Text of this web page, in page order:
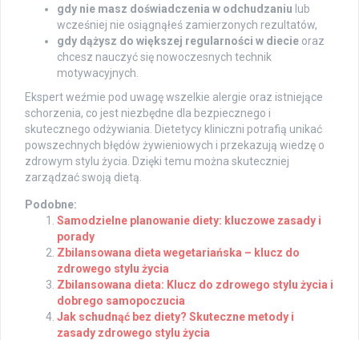
gdy nie masz doświadczenia w odchudzaniu lub
wcześniej nie osiągnąłeś zamierzonych rezultatów,
gdy dążysz do większej regularności w diecie oraz
chcesz nauczyć się nowoczesnych technik
motywacyjnych.
Ekspert weźmie pod uwagę wszelkie alergie oraz istniejące
schorzenia, co jest niezbędne dla bezpiecznego i
skutecznego odżywiania. Dietetycy kliniczni potrafią unikać
powszechnych błędów żywieniowych i przekazują wiedzę o
zdrowym stylu życia. Dzięki temu można skuteczniej
zarządzać swoją dietą.
Podobne:
Samodzielne planowanie diety: kluczowe zasady i
porady
Zbilansowana dieta wegetariańska – klucz do
zdrowego stylu życia
Zbilansowana dieta: Klucz do zdrowego stylu życia i
dobrego samopoczucia
Jak schudnąć bez diety? Skuteczne metody i
zasady zdrowego stylu życia